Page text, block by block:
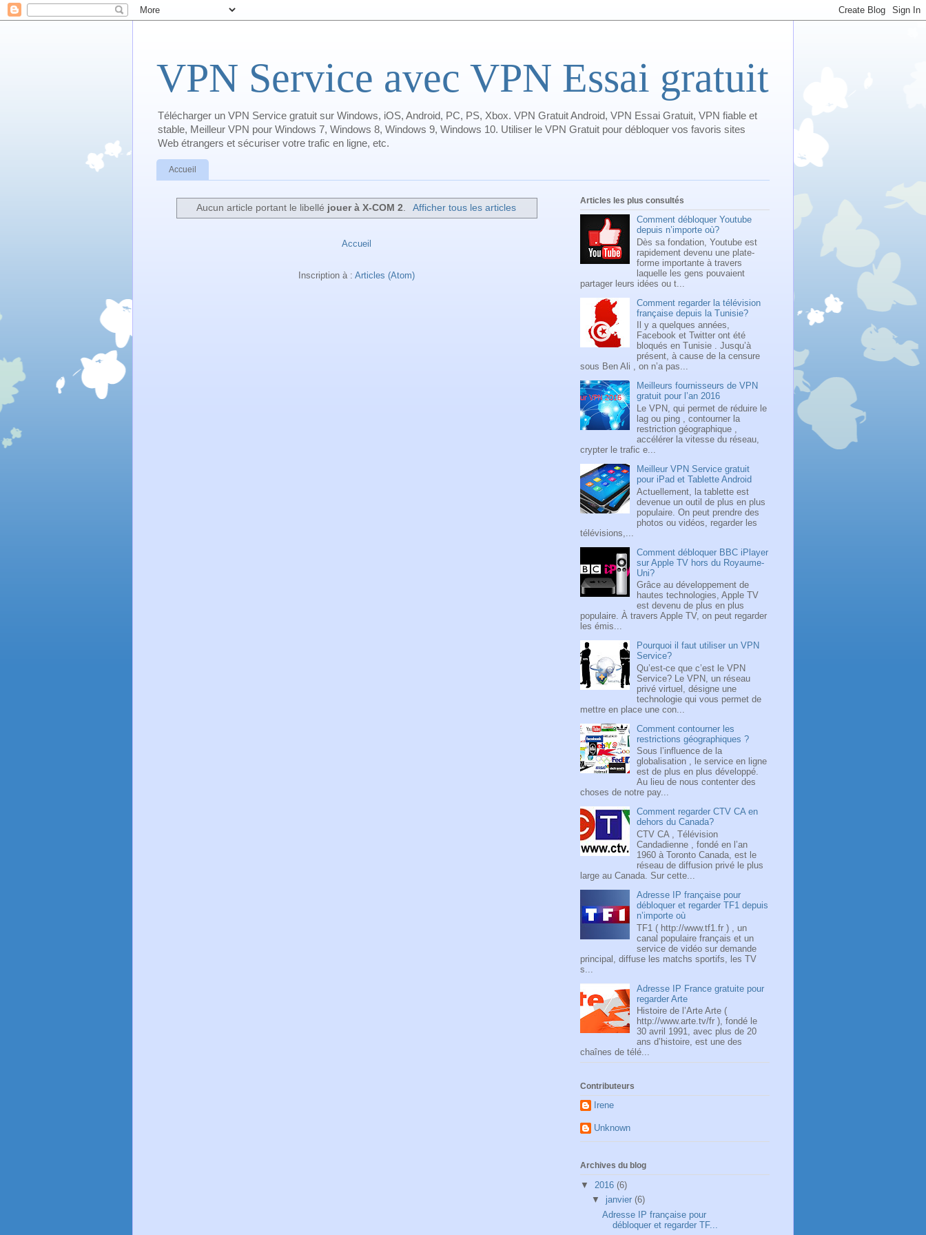
VPN Service avec VPN Essai gratuit
Télécharger un VPN Service gratuit sur Windows, iOS, Android, PC, PS, Xbox. VPN Gratuit Android, VPN Essai Gratuit, VPN fiable et
stable, Meilleur VPN pour Windows 7, Windows 8, Windows 9, Windows 10. Utiliser le VPN Gratuit pour débloquer vos favoris sites
Web étrangers et sécuriser votre trafic en ligne, etc.
Accueil
Aucun article portant le libellé jouer à X-COM 2 Afficher tous les articles
Accueil
Inscription à : Articles (Atom)
Articles les plus consultés
Comment débloquer Youtube
depuis n’importe où?
Dès sa fondation, Youtube est
rapidement devenu une plate-
forme importante à travers
laquelle les gens pouvaient
partager leurs idées ou t...
Comment regarder la télévision
française depuis la Tunisie?
Il y a quelques années,
Facebook et Twitter ont été
bloqués en Tunisie . Jusqu’à
présent, à cause de la censure
sous Ben Ali , on n’a pas...
Meilleurs fournisseurs de VPN
gratuit pour l’an 2016
Le VPN, qui permet de réduire le
lag ou ping , contourner la
restriction géographique ,
accélérer la vitesse du réseau,
crypter le trafic e...
Meilleur VPN Service gratuit
pour iPad et Tablette Android
Actuellement, la tablette est
devenue un outil de plus en plus
populaire. On peut prendre des
photos ou vidéos, regarder les
télévisions,...
Comment débloquer BBC iPlayer
sur Apple TV hors du Royaume-
Uni?
Grâce au développement de
hautes technologies, Apple TV
est devenu de plus en plus
populaire. À travers Apple TV, on peut regarder
les émis...
Pourquoi il faut utiliser un VPN
Service?
Qu’est-ce que c’est le VPN
Service? Le VPN, un réseau
privé virtuel, désigne une
technologie qui vous permet de
mettre en place une con...
Comment contourner les
restrictions géographiques ?
Sous l’influence de la
globalisation , le service en ligne
est de plus en plus développé.
Au lieu de nous contenter des
choses de notre pay...
Comment regarder CTV CA en
dehors du Canada?
CTV CA , Télévision
Candadienne , fondé en l’an
1960 à Toronto Canada, est le
réseau de diffusion privé le plus
large au Canada. Sur cette...
Adresse IP française pour
débloquer et regarder TF1 depuis
n’importe où
TF1 ( http://www.tf1.fr ) , un
canal populaire français et un
service de vidéo sur demande
principal, diffuse les matchs sportifs, les TV
s...
Adresse IP France gratuite pour
regarder Arte
Histoire de l’Arte Arte (
http://www.arte.tv/fr ), fondé le
30 avril 1991, avec plus de 20
ans d’histoire, est une des
chaînes de télé...
Contributeurs
Irene
Unknown
Archives du blog
▼ 2016 (6)
▼ janvier (6)
Adresse IP française pour
débloquer et regarder TF...